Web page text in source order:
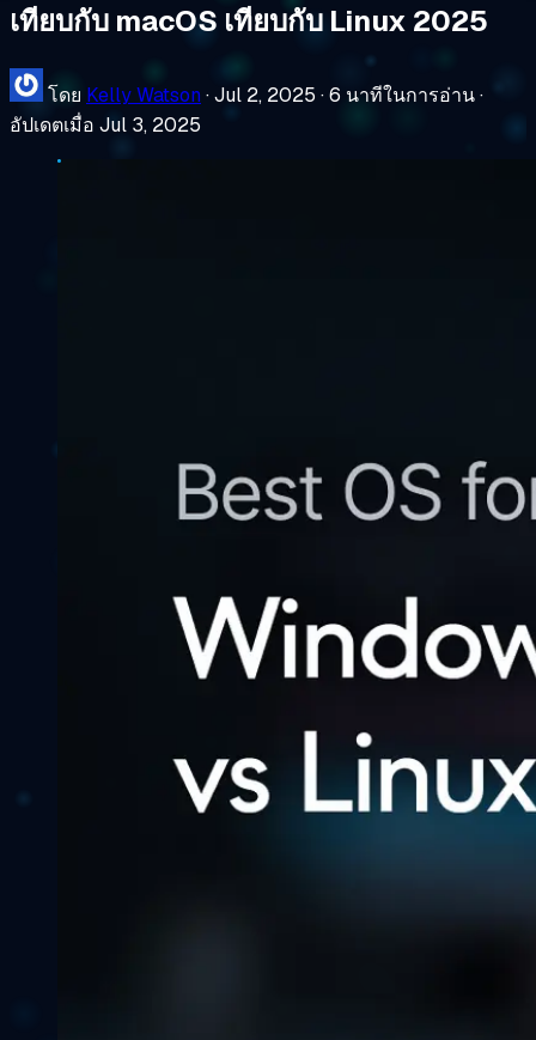
เทียบกับ macOS เทียบกับ Linux 2025
โดย Kelly Watson ·Jul 2, 2025 ·6 นาทีในการอ่าน·
อัปเดตเมื่อ Jul 3, 2025